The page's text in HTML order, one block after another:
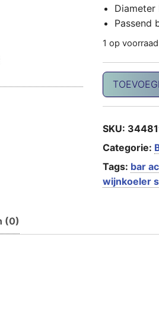
Diameter
Passend
1 op voorraad
Wijnkoeler
SKU:
Categorie:
Tags: bar
wijnkoeler
(0)